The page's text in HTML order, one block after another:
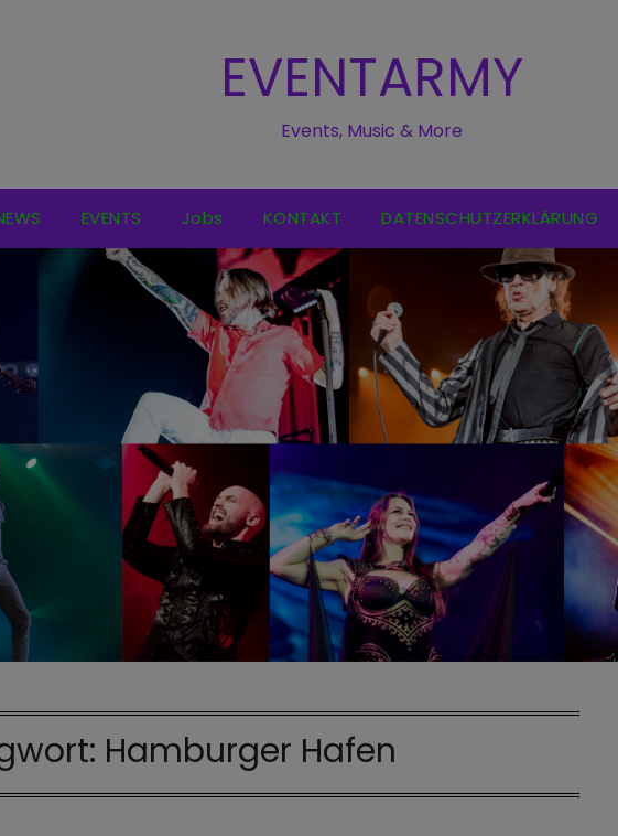
EVENTARMY
Events, Music & More
EVENTS Jobs KONTAKT DATENSCHUTZERKLÄRUNG
Hamburger Hafen